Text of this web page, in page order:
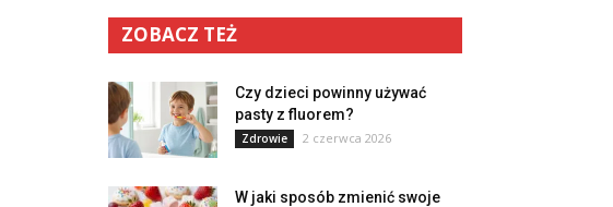
ZOBACZ TEŻ
Czy dzieci powinny używać
pasty z fluorem?
Zdrowie 2 czerwca 2026
W jaki sposób zmienić swoje